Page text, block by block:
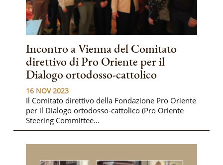
Incontro a Vienna del Comitato
direttivo di Pro Oriente per il
Dialogo ortodosso-cattolico
16 NOV 2023
Il Comitato direttivo della Fondazione Pro Oriente
per il Dialogo ortodosso-cattolico (Pro Oriente
Steering Committee...